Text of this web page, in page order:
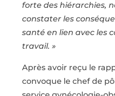
forte des hiérarchies,
constater les
santé en lien avec les
travail. »
Après avoir reçu le
convoque le chef de